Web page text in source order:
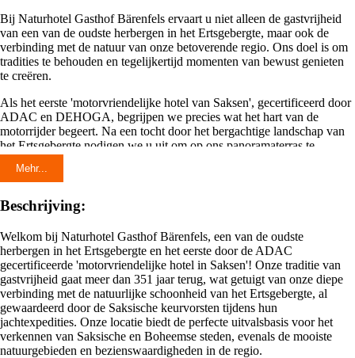
Bij Naturhotel Gasthof Bärenfels ervaart u niet alleen de gastvrijheid
van een van de oudste herbergen in het Ertsgebergte, maar ook de
verbinding met de natuur van onze betoverende regio. Ons doel is om
tradities te behouden en tegelijkertijd momenten van bewust genieten
te creëren.
Als het eerste 'motorvriendelijke hotel van Saksen', gecertificeerd door
ADAC en DEHOGA, begrijpen we precies wat het hart van de
motorrijder begeert. Na een tocht door het bergachtige landschap van
het Ertsgebergte nodigen we u uit om op ons panoramaterras te
een voortreffelijke wijn. We zijn volledig uitgerust om aan uw
verblijf: garages, parkeerplaatsen voor aanhangers, droogruimtes,
schoonmaakgereedschap en -middelen, SOS-gereedschap, evenals
talrijke toertips en uitgebreide motorinformatie. Bovendien krijgt u bij
ons gratis toerkaarten, en in geval van nood staan onze
partnerbedrijven klaar om te helpen.
We kijken uit naar uw bezoek en wensen u altijd een goede reis - Jan
Kempe & team van Natur-Hotel "Gasthof Bärenfels".
Mehr...
Beschrijving:
Welkom bij Naturhotel Gasthof Bärenfels, een van de oudste
herbergen in het Ertsgebergte en het eerste door de ADAC
gecertificeerde 'motorvriendelijke hotel in Saksen'! Onze traditie van
gastvrijheid gaat meer dan 351 jaar terug, wat getuigt van onze diepe
verbinding met de natuurlijke schoonheid van het Ertsgebergte, al
gewaardeerd door de Saksische keurvorsten tijdens hun
jachtexpedities. Onze locatie biedt de perfecte uitvalsbasis voor het
verkennen van Saksische en Boheemse steden, evenals de mooiste
natuurgebieden en bezienswaardigheden in de regio.